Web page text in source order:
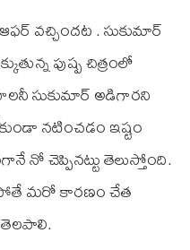
వచ్చిందట . సుకుమార్
పుష్ప చిత్రంలో
సుకుమార్ అడిగార‌ని
నటించడం ఇష్టం
నో చెప్పిన‌ట్టు తెలుస్తోంది.
మరో కారణం చేత